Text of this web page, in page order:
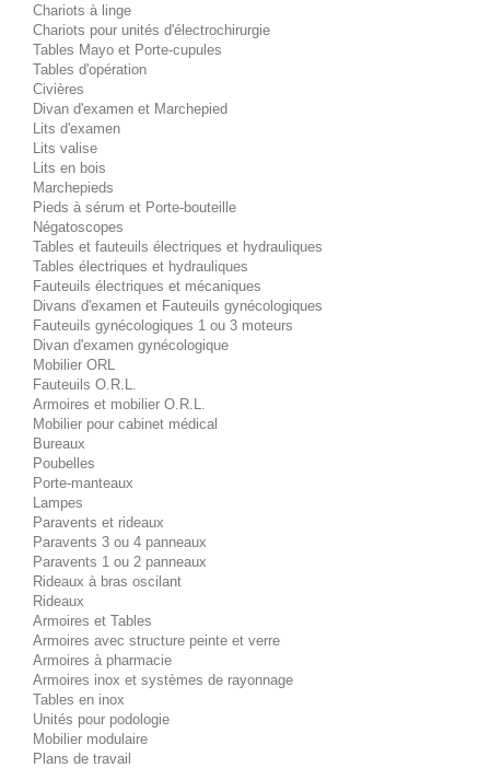
Chariots à linge
Chariots pour unités d'électrochirurgie
Tables Mayo et Porte-cupules
Tables d'opération
Civières
Divan d'examen et Marchepied
Lits d'examen
Lits valise
Lits en bois
Marchepieds
Pieds à sérum et Porte-bouteille
Négatoscopes
Tables et fauteuils électriques et hydrauliques
Tables électriques et hydrauliques
Fauteuils électriques et mécaniques
Divans d'examen et Fauteuils gynécologiques
Fauteuils gynécologiques 1 ou 3 moteurs
Divan d'examen gynécologique
Mobilier ORL
Fauteuils O.R.L.
Armoires et mobilier O.R.L.
Mobilier pour cabinet médical
Bureaux
Poubelles
Porte-manteaux
Lampes
Paravents et rideaux
Paravents 3 ou 4 panneaux
Paravents 1 ou 2 panneaux
Rideaux à bras oscilant
Rideaux
Armoires et Tables
Armoires avec structure peinte et verre
Armoires à pharmacie
Armoires inox et systèmes de rayonnage
Tables en inox
Unités pour podologie
Mobilier modulaire
Plans de travail